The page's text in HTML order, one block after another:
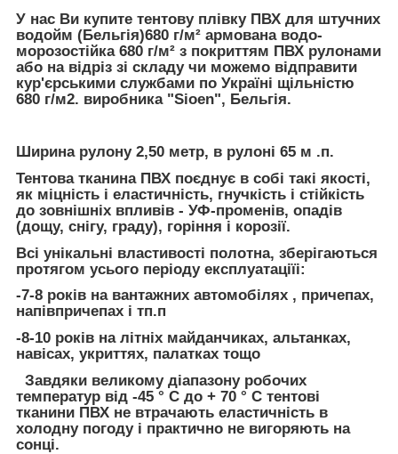
У нас Ви купите тентову плівку ПВХ для штучних
водойм (Бельгія)680 г/м² армована водо-
морозостійка 680 г/м² з покриттям ПВХ рулонами
або на відріз зі складу чи можемо відправити
кур'єрськими службами по Україні щільністю
680 г/м2. виробника "Sioen", Бельгія.
Ширинарулону 2,50 метр, в рулоні 65 м .п.
Тентова тканина ПВХ поєднує в собі такі якості,
як міцність і еластичність, гнучкість і стійкість
до зовнішніх впливів - УФ-променів, опадів
(дощу, снігу, граду), горіння і корозії.
Всі унікальні властивості полотна, зберігаються
протягом усього періоду експлуатаціїі:
-7-8 років на вантажних автомобілях , причепах,
напівпричепах і тп.п
-8-10 років на літніх майданчиках, альтанках,
навісах, укриттях, палатках тощо
Завдяки великому діапазонуробочих
температур від -45 ° С до + 70 ° С тентові
тканини ПВХ не втрачають еластичність в
холодну погоду і практично не вигоряють на
сонці.